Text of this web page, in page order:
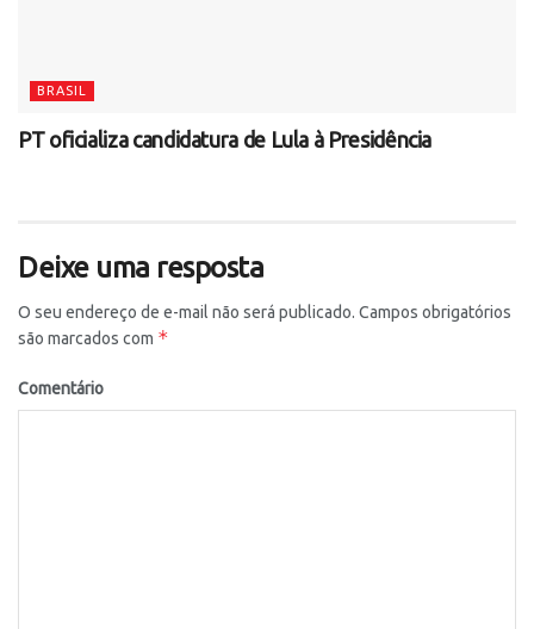
BRASIL
PT oficializa candidatura de Lula à Presidência
Deixe uma resposta
O seu endereço de e-mail não será publicado. Campos obrigatórios
são marcados com *
Comentário